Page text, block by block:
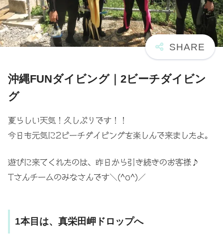
沖縄FUNダイビング｜2ビーチダイビン
グ
夏らしい天気！久しぶりです！！
今日も元気に2ビーチダイビングを楽しんで来ましたよ。
遊びに来てくれたのは、昨日から引き続きのお客様♪
Tさんチームのみなさんです＼(^o^)／
1本目は、真栄田岬ドロップへ